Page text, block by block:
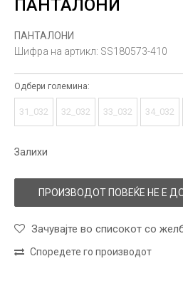
ПАНТАЛОНИ
ПАНТАЛОНИ
Шифра на артикл: SS180573-410
Одбери големина:
31_032 32_032 33_032 34_032
Залихи
ПРОИЗВОДОТ ПОВЕЌЕ НЕ Е
Зачувајте во списокот со
Споредете го производот